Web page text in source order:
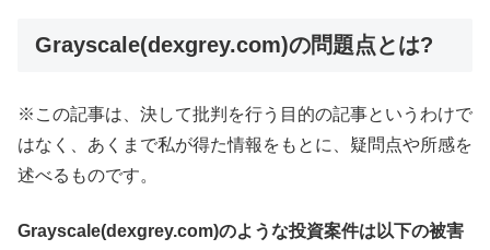
Grayscale(dexgrey.com)の問題点とは?
※この記事は、決して批判を行う目的の記事というわけで
はなく、あくまで私が得た情報をもとに、疑問点や所感を
述べるものです。
Grayscale(dexgrey.com)のような投資案件は以下の被害